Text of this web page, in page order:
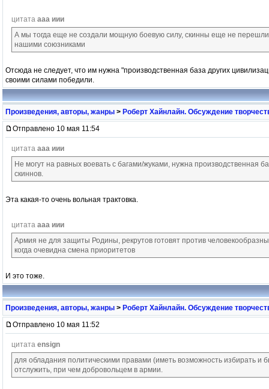
цитата ааа иии
А мы тогда еще не создали мощную боевую силу, скинны еще не
нашими союзниками
Отсюда не следует, что им нужна "производственная база других
своими силами победили.
Произведения, авторы, жанры > Роберт Хайнлайн. Обсуждение
Отправлено 10 мая 11:54
цитата ааа иии
Не могут на равных воевать с багами/жуками, нужна производственная
скиннов.
Эта какая-то очень вольная трактовка.
цитата ааа иии
Армия не для защиты Родины, рекрутов готовят против
когда очевидна смена приоритетов
И это тоже.
Произведения, авторы, жанры > Роберт Хайнлайн. Обсуждение
Отправлено 10 мая 11:52
цитата ensign
для обладания политическими правами (иметь возможность избирать и
отслужить, при чем добровольцем в армии.